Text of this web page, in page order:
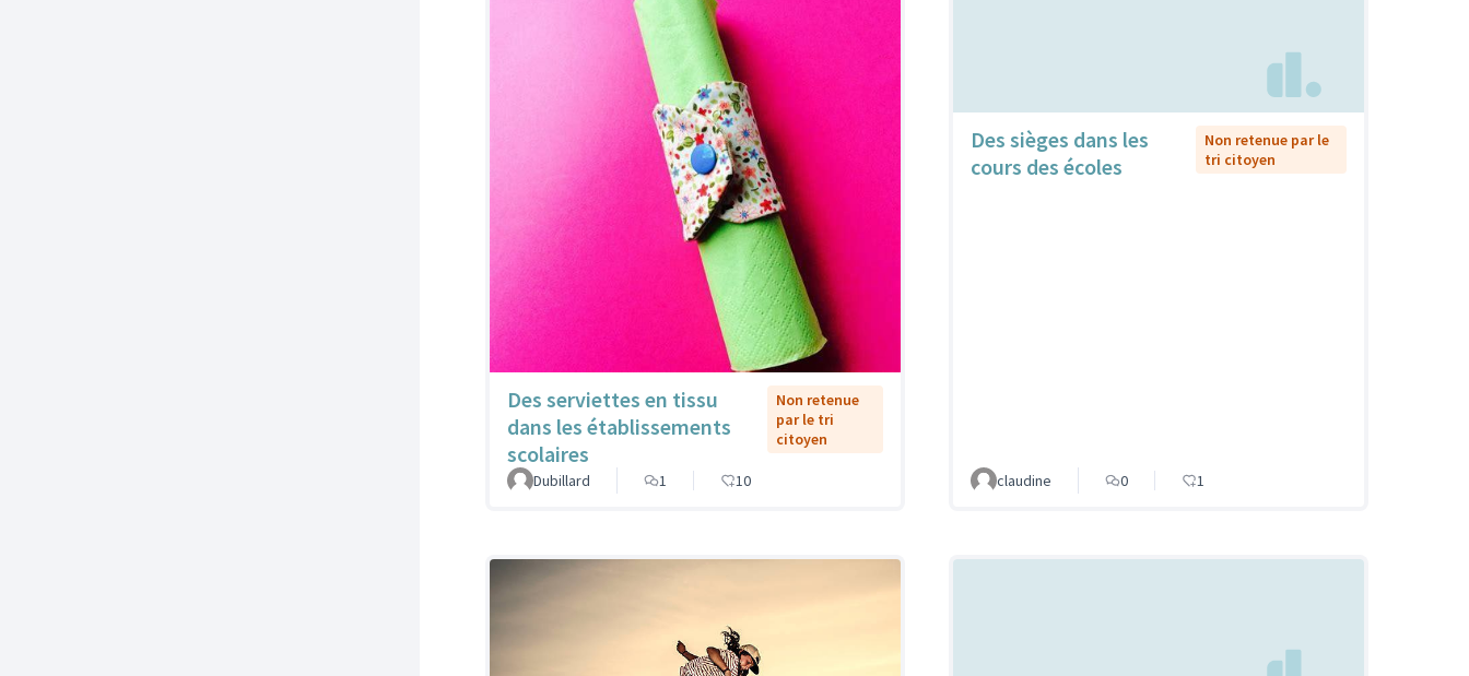
Des serviettes en tissu
dans les établissements
scolaires
Non retenue
par le tri
citoyen
Dubillard 1 10
Des sièges dans les
cours des écoles
Non retenue par le
tri citoyen
claudine 0 1